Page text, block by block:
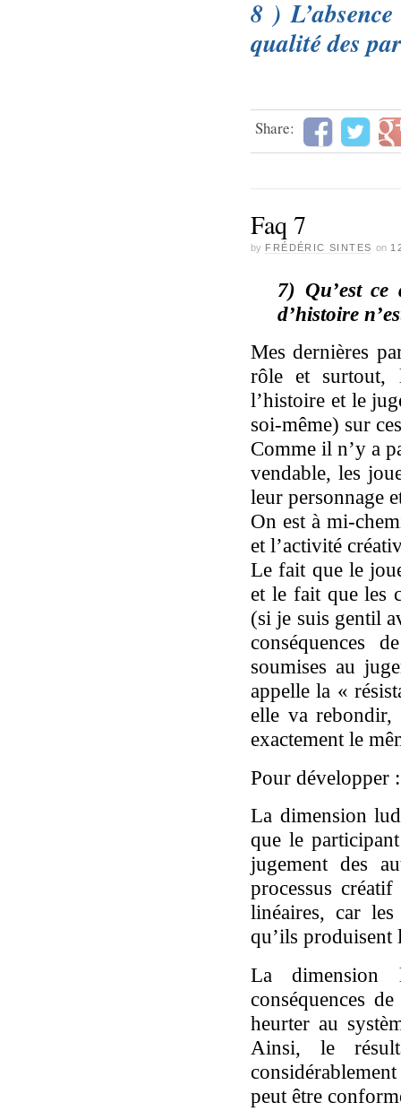
8 )
qualité des
Share:
Faq 7
by FRÉDÉRIC SINTES on
7) Qu’est
d’histoire
Mes dernières
rôle et surtout,
l’histoire et le
soi-même) sur
Comme il n’y a
vendable, les
leur personnage
On est à mi-
et l’activité
Le fait que le
et le fait que les
(si je suis gentil
conséquences
soumises au
appelle la «
elle va rebondir,
exactement le
Pour développer :
La dimension
que le
jugement des
processus
linéaires, car
qu’ils produisent
La dimension
conséquences
heurter au
Ainsi, le
peut être